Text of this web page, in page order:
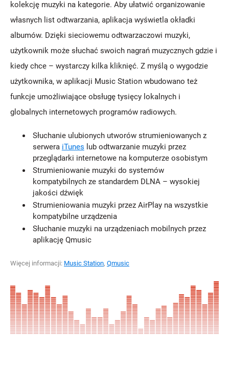
kolekcję muzyki na kategorie. Aby ułatwić organizowanie
własnych list odtwarzania, aplikacja wyświetla okładki
albumów. Dzięki sieciowemu odtwarzaczowi muzyki,
użytkownik może słuchać swoich nagrań muzycznych gdzie i
kiedy chce – wystarczy kilka kliknięć. Z myślą o wygodzie
użytkownika, w aplikacji Music Station wbudowano też
funkcje umożliwiające obsługę tysięcy lokalnych i
globalnych internetowych programów radiowych.
Słuchanie ulubionych utworów strumieniowanych z
serwera iTunes lub odtwarzanie muzyki przez
przeglądarki internetowe na komputerze osobistym
Strumieniowanie muzyki do systemów
kompatybilnych ze standardem DLNA – wysokiej
jakości dźwięk
Strumieniowania muzyki przez AirPlay na wszystkie
kompatybilne urządzenia
Słuchanie muzyki na urządzeniach mobilnych przez
aplikację Qmusic
Więcej informacji: Music Station, Qmusic